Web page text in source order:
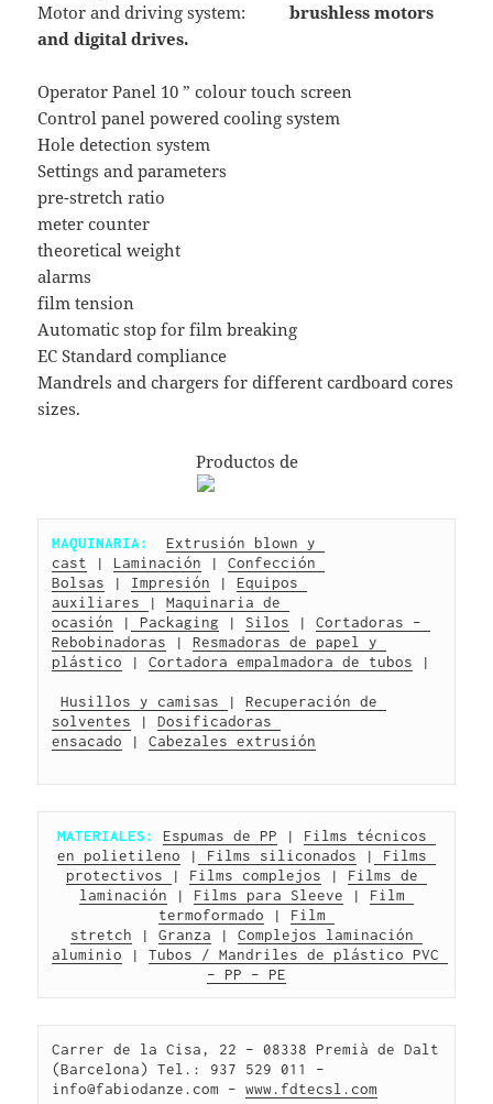
Motor and driving system:
brushless motors
and digital drives.
Operator Panel 10 ” colour touch screen
Control panel powered cooling system
Hole detection system
Settings and parameters
pre-stretch ratio
meter counter
theoretical weight
alarms
film tension
Automatic stop for film breaking
EC Standard compliance
Mandrels and chargers for different cardboard cores
sizes.
Productos de
MAQUINARIA:
Extrusión blown y
cast | Laminación | Confección
Bolsas | Impresión | Equipos
auxiliares
| Maquinaria de
ocasión | Packaging | Silos | Cortadoras –
Rebobinadoras | Resmadoras de papel y
plástico | Cortadora empalmadora de tubos |
Husillos y camisas | Recuperación de
solventes | Dosificadoras
ensacado | Cabezales extrusión
MATERIALES: Espumas de PP | Films técnicos
en polietileno | Films siliconados |
Films
protectivos
| Films complejos | Films de
laminación | Films para Sleeve | Film
termoformado | Film
stretch | Granza | Complejos laminación
aluminio | Tubos / Mandriles de plástico PVC
– PP – PE
Carrer de la Cisa, 22 – 08338 Premià de Dalt
(Barcelona) Tel.: 937 529 011 –
info@fabiodanze.com – www.fdtecsl.com